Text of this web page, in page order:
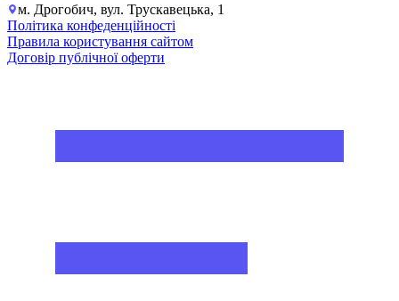
м. Дрогобич, вул. Трускавецька, 1
Політика конфеденційності
Правила користування сайтом
Договір публічної оферти